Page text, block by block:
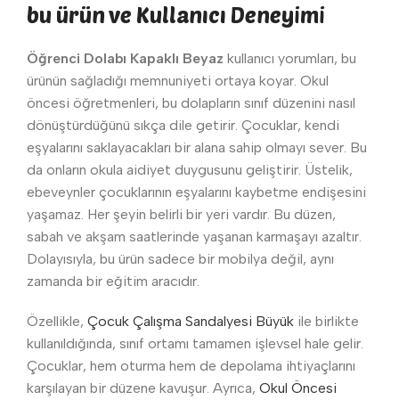
bu ürün ve Kullanıcı Deneyimi
Öğrenci Dolabı Kapaklı Beyaz kullanıcı yorumları, bu
ürünün sağladığı memnuniyeti ortaya koyar. Okul
öncesi öğretmenleri, bu dolapların sınıf düzenini nasıl
dönüştürdüğünü sıkça dile getirir. Çocuklar, kendi
eşyalarını saklayacakları bir alana sahip olmayı sever. Bu
da onların okula aidiyet duygusunu geliştirir. Üstelik,
ebeveynler çocuklarının eşyalarını kaybetme endişesini
yaşamaz. Her şeyin belirli bir yeri vardır. Bu düzen,
sabah ve akşam saatlerinde yaşanan karmaşayı azaltır.
Dolayısıyla, bu ürün sadece bir mobilya değil, aynı
zamanda bir eğitim aracıdır.
Özellikle, Çocuk Çalışma Sandalyesi Büyük ile birlikte
kullanıldığında, sınıf ortamı tamamen işlevsel hale gelir.
Çocuklar, hem oturma hem de depolama ihtiyaçlarını
karşılayan bir düzene kavuşur. Ayrıca, Okul Öncesi